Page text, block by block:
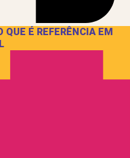
É REFERÊNCIA EM